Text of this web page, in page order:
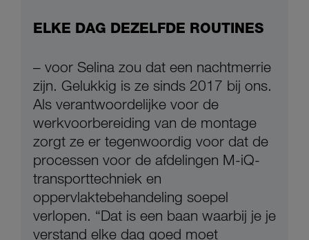
ELKE DAG DEZELFDE ROUTINES
– voor Selina zou dat een nachtmerrie
zijn. Gelukkig is ze sinds 2017 bij ons.
Als verantwoordelijke voor de
werkvoorbereiding van de montage
zorgt ze er tegenwoordig voor dat de
processen voor de afdelingen M-iQ-
transporttechniek en
oppervlaktebehandeling soepel
verlopen. “Dat is een baan waarbij je je
verstand elke dag goed moet